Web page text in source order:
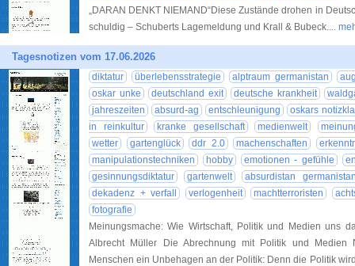
„DARAN DENKT NIEMAND“Diese Zustände drohen in
schuldig – Schuberts Lagemeldung und Krall & Bubeck....
Tagesnotizen vom 17.06.2026
diktatur überlebensstrategie alptraum germanistan
oskar unke
deutschland exit deutsche krankheit
jahreszeiten
absurd-ag entschleunigung
oskars
in reinkultur
kranke gesellschaft medienwelt
wetter
gartenglück ddr 2.0 machenschaften
manipulationstechniken
hobby emotionen - gefühle
gesinnungsdiktatur
gartenwelt
absurdistan
dekadenz + verfall
verlogenheit machtterroristen
fotografie
Meinungsmache: Wie Wirtschaft, Politik und Medien uns
Albrecht Müller Die Abrechnung mit Politik und Medien
Menschen ein Unbehagen an der Politik: Denn die Politik